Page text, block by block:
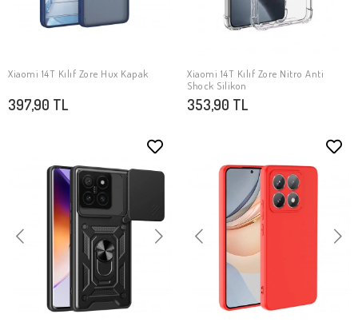
SEPETE EKLE
Xiaomi 14T Kılıf Zore Hux Kapak
397,90 TL
SEPETE EKLE
Xiaomi 14T Kılıf Zore Nitro Anti
Shock Silikon
353,90 TL